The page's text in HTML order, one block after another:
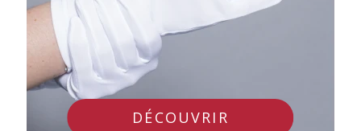
DÉCOUVRIR